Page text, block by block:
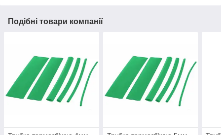
Подібні товари компанії